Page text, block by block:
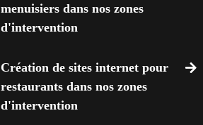
menuisiers dans nos zones
d'intervention
Création de sites internet pour
restaurants dans nos zones
d'intervention